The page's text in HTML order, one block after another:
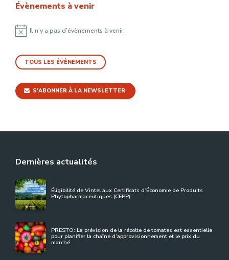
Évènements à venir
NoticeIl n’y a pas d’évènements à venir.
TOUS LES ÉVÈNEMENTS
S'ABONNER À LA NEWSLETTER
Dernières actualités
Éligibilité de Vintel aux Certificats d’Économie de Produits
Phytopharmaceutiques (CEPP)
PRESTO: La prévision de la récolte de tomates est essentielle
pour planifier la chaîne d’approvisionnement et le prix du
marché